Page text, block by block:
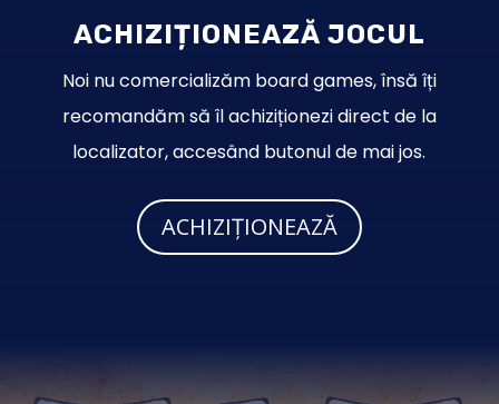
ACHIZIȚIONEAZĂ JOCUL
Noi nu comercializăm board games, însă îți
recomandăm să îl achiziționezi direct de la
localizator, accesând butonul de mai jos.
ACHIZIȚIONEAZĂ